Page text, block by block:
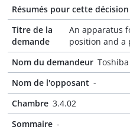
Résumés pour cette décision
Titre de la
demande
An apparatus
position and a
Nom du demandeur
Nom de l'opposant -
Chambre 3.4.02
Sommaire -